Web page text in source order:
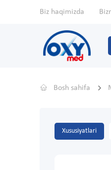
Biz haqimizda
Bosh sahifa
Xususiyatlari